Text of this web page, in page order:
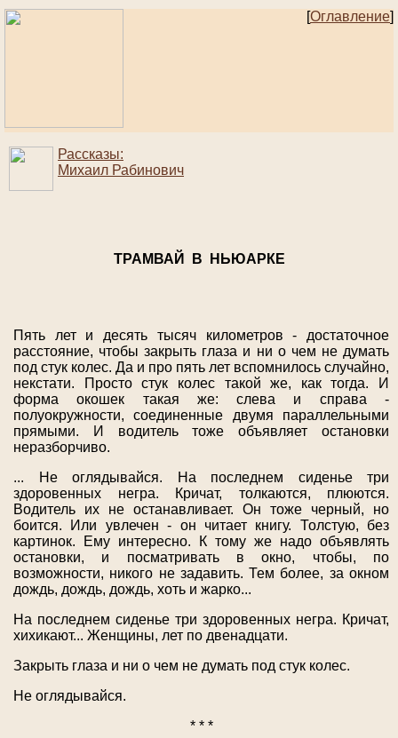
[Оглавление]
Рассказы:
Михаил Рабинович
ТРАМВАЙ В НЬЮАРКЕ
Пять лет и десять тысяч километров - достаточное
расстояние, чтобы закрыть глаза и ни о чем не думать
под стук колес. Да и про пять лет вспомнилось случайно,
некстати. Просто стук колес такой же, как тогда. И
форма окошек такая же: слева и справа -
полуокружности, соединенные двумя параллельными
прямыми. И водитель тоже объявляет остановки
неразборчиво.
... Не оглядывайся. На последнем сиденье три
здоровенных негра. Кричат, толкаются, плюются.
Водитель их не останавливает. Он тоже черный, но
боится. Или увлечен - он читает книгу. Толстую, без
картинок. Ему интересно. К тому же надо объявлять
остановки, и посматривать в окно, чтобы, по
возможности, никого не задавить. Тем более, за окном
дождь, дождь, дождь, хоть и жарко...
На последнем сиденье три здоровенных негра. Кричат,
хихикают... Женщины, лет по двенадцати.
Закрыть глаза и ни о чем не думать под стук колес.
Не оглядывайся.
* * *